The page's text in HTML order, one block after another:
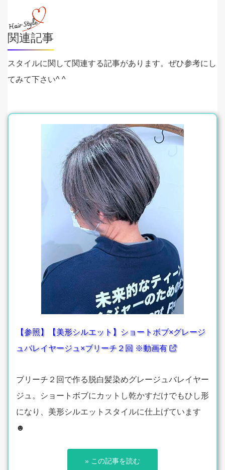
関連記事
スタイルに関して関連する記事があります。ぜひ参考にし
てみて下さい^ ^
【参照】【美形シルエット】ショートボブ×グレージ
ュバレイヤージュ×ブリーチ２回 ※動画有
ブリーチ２回で作る脱白髪染めグレージュバレイヤー
ジュ。ショートボブにカットし乾かすだけでもひし形
になり、美形シルエットスタイルに仕上げています
☻
» この記事を読む